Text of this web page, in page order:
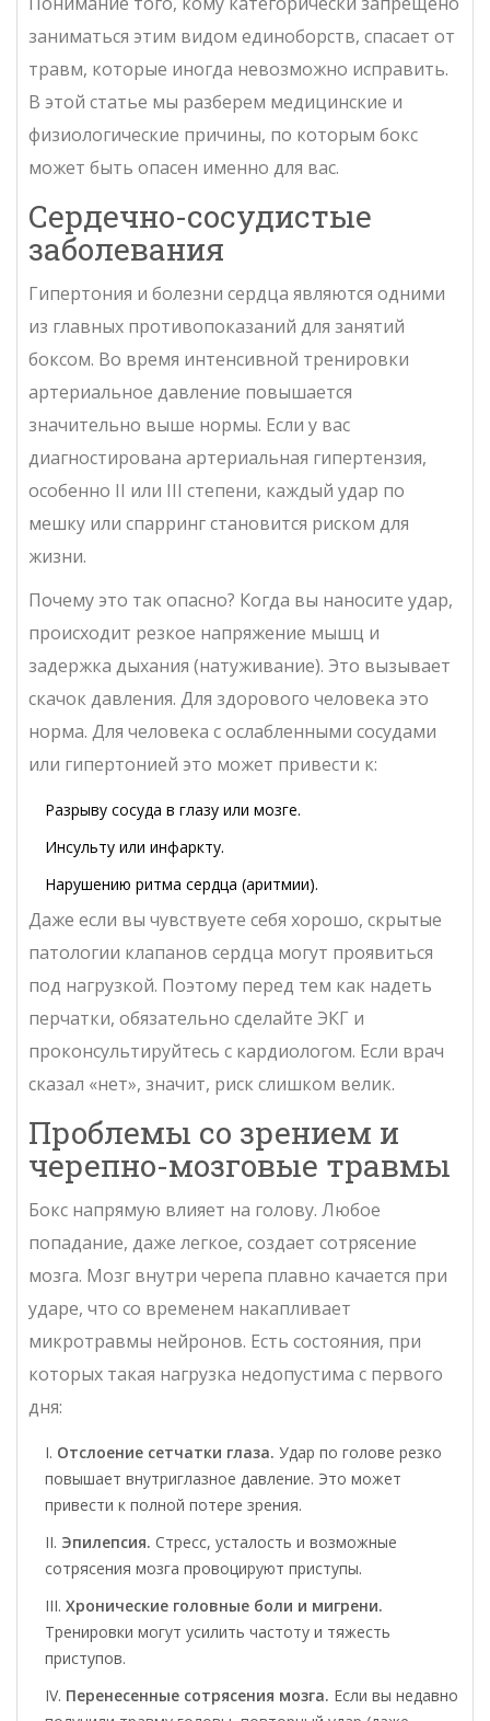
заниматься этим видом единоборств, спасает от
травм, которые иногда невозможно исправить.
В этой статье мы разберем медицинские и
физиологические причины, по которым бокс
может быть опасен именно для вас.
Сердечно-сосудистые
заболевания
Гипертония и болезни сердца являются одними
из главных противопоказаний для занятий
боксом. Во время интенсивной тренировки
артериальное давление повышается
значительно выше нормы. Если у вас
диагностирована артериальная гипертензия,
особенно II или III степени, каждый удар по
мешку или спарринг становится риском для
жизни.
Почему это так опасно? Когда вы наносите удар,
происходит резкое напряжение мышц и
задержка дыхания (натуживание). Это вызывает
скачок давления. Для здорового человека это
норма. Для человека с ослабленными сосудами
или гипертонией это может привести к:
Разрыву сосуда в глазу или мозге.
Инсульту или инфаркту.
Нарушению ритма сердца (аритмии).
Даже если вы чувствуете себя хорошо, скрытые
патологии клапанов сердца могут проявиться
под нагрузкой. Поэтому перед тем как надеть
перчатки, обязательно сделайте ЭКГ и
проконсультируйтесь с кардиологом. Если врач
сказал «нет», значит, риск слишком велик.
Проблемы со зрением и
черепно-мозговые травмы
Бокс напрямую влияет на голову. Любое
попадание, даже легкое, создает сотрясение
мозга. Мозг внутри черепа плавно качается при
ударе, что со временем накапливает
микротравмы нейронов. Есть состояния, при
которых такая нагрузка недопустима с первого
дня:
Отслоение сетчатки глаза. Удар по голове резко
повышает внутриглазное давление. Это может
привести к полной потере зрения.
Эпилепсия. Стресс, усталость и возможные
сотрясения мозга провоцируют приступы.
Хронические головные боли и мигрени.
Тренировки могут усилить частоту и тяжесть
приступов.
Перенесенные сотрясения мозга. Если вы недавно